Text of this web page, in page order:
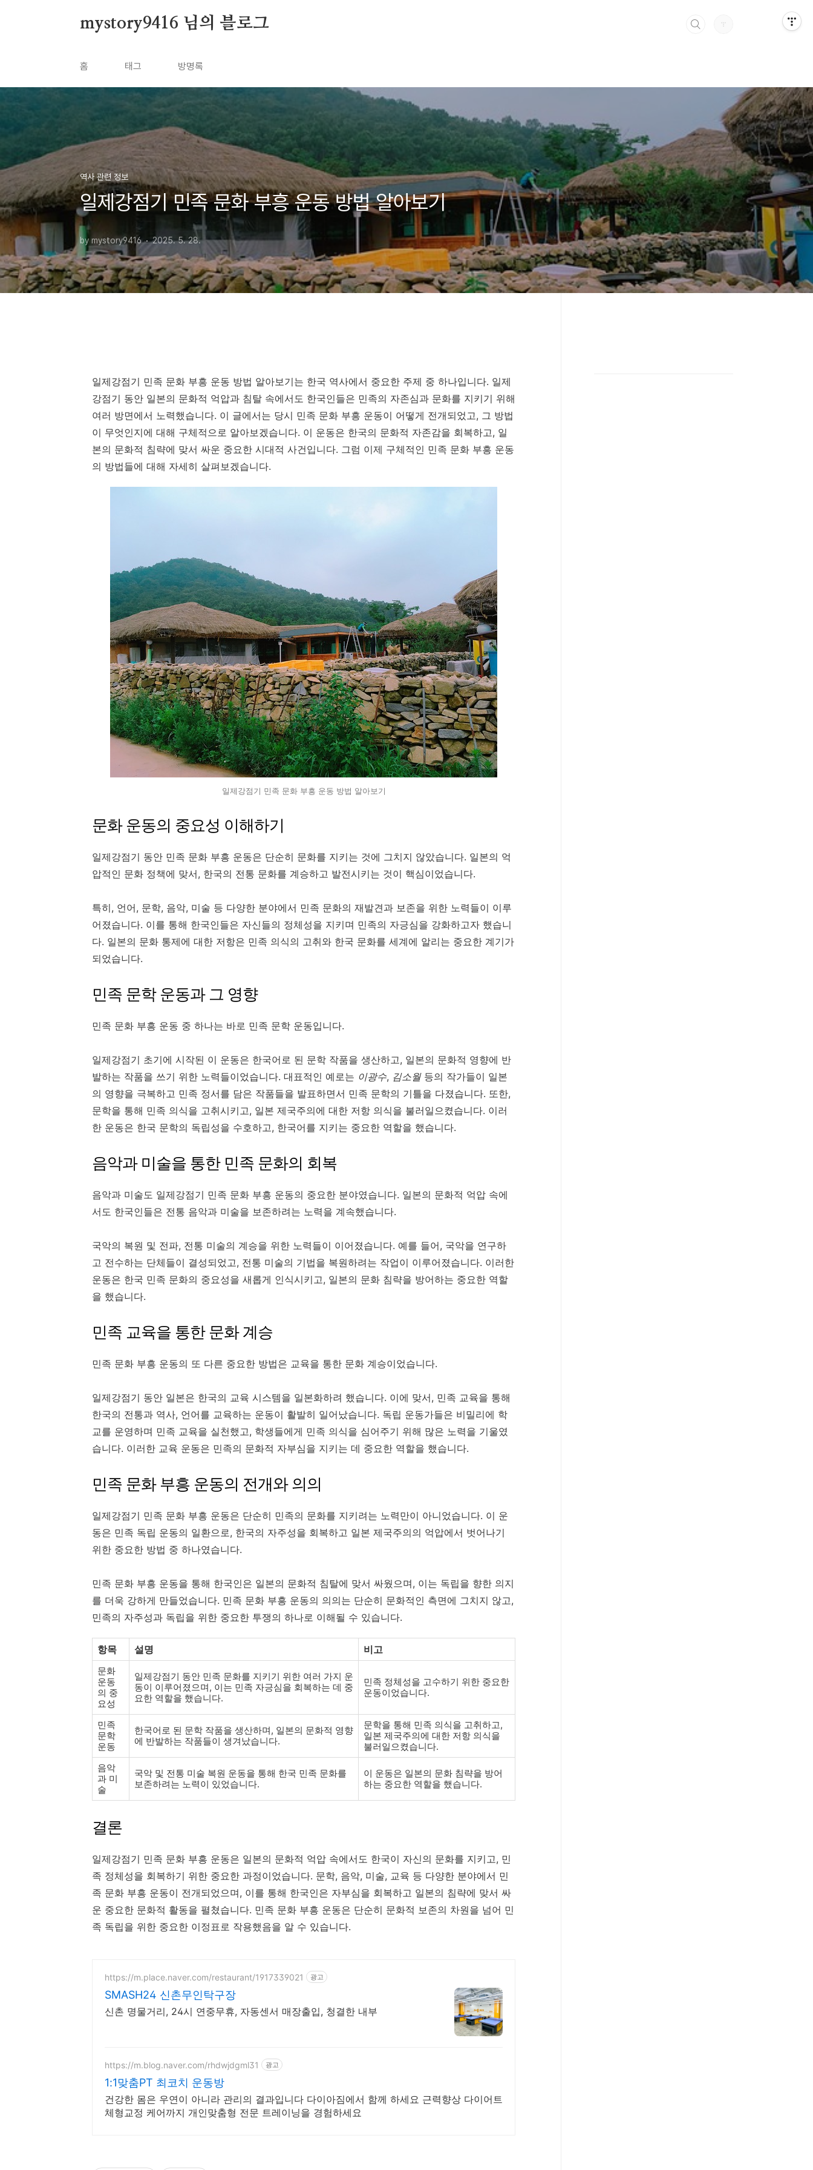
mystory9416 님의 블로그
홈 태그 방명록
역사 관련 정보
일제강점기 민족 문화 부흥 운동 방법 알아보기
by mystory9416 2025. 5. 28.
일제강점기 민족 문화 부흥 운동 방법 알아보기는 한국 역사에서 중요한 주제 중 하나입니다. 일제
강점기 동안 일본의 문화적 억압과 침탈 속에서도 한국인들은 민족의 자존심과 문화를 지키기 위해
여러 방면에서 노력했습니다. 이 글에서는 당시 민족 문화 부흥 운동이 어떻게 전개되었고, 그 방법
이 무엇인지에 대해 구체적으로 알아보겠습니다. 이 운동은 한국의 문화적 자존감을 회복하고, 일
본의 문화적 침략에 맞서 싸운 중요한 시대적 사건입니다. 그럼 이제 구체적인 민족 문화 부흥 운동
의 방법들에 대해 자세히 살펴보겠습니다.
일제강점기 민족 문화 부흥 운동 방법 알아보기
문화 운동의 중요성 이해하기
일제강점기 동안 민족 문화 부흥 운동은 단순히 문화를 지키는 것에 그치지 않았습니다. 일본의 억
압적인 문화 정책에 맞서, 한국의 전통 문화를 계승하고 발전시키는 것이 핵심이었습니다.
특히, 언어, 문학, 음악, 미술 등 다양한 분야에서 민족 문화의 재발견과 보존을 위한 노력들이 이루
어졌습니다. 이를 통해 한국인들은 자신들의 정체성을 지키며 민족의 자긍심을 강화하고자 했습니
다. 일본의 문화 통제에 대한 저항은 민족 의식의 고취와 한국 문화를 세계에 알리는 중요한 계기가
되었습니다.
민족 문학 운동과 그 영향
민족 문화 부흥 운동 중 하나는 바로 민족 문학 운동입니다.
일제강점기 초기에 시작된 이 운동은 한국어로 된 문학 작품을 생산하고, 일본의 문화적 영향에 반
발하는 작품을 쓰기 위한 노력들이었습니다. 대표적인 예로는 이광수, 김소월등의 작가들이 일본
의 영향을 극복하고 민족 정서를 담은 작품들을 발표하면서 민족 문학의 기틀을 다졌습니다. 또한,
문학을 통해 민족 의식을 고취시키고, 일본 제국주의에 대한 저항 의식을 불러일으켰습니다. 이러
한 운동은 한국 문학의 독립성을 수호하고, 한국어를 지키는 중요한 역할을 했습니다.
음악과 미술을 통한 민족 문화의 회복
음악과 미술도 일제강점기 민족 문화 부흥 운동의 중요한 분야였습니다. 일본의 문화적 억압 속에
서도 한국인들은 전통 음악과 미술을 보존하려는 노력을 계속했습니다.
국악의 복원 및 전파, 전통 미술의 계승을 위한 노력들이 이어졌습니다. 예를 들어, 국악을 연구하
고 전수하는 단체들이 결성되었고, 전통 미술의 기법을 복원하려는 작업이 이루어졌습니다. 이러한
운동은 한국 민족 문화의 중요성을 새롭게 인식시키고, 일본의 문화 침략을 방어하는 중요한 역할
을 했습니다.
민족 교육을 통한 문화 계승
민족 문화 부흥 운동의 또 다른 중요한 방법은 교육을 통한 문화 계승이었습니다.
일제강점기 동안 일본은 한국의 교육 시스템을 일본화하려 했습니다. 이에 맞서, 민족 교육을 통해
한국의 전통과 역사, 언어를 교육하는 운동이 활발히 일어났습니다. 독립 운동가들은 비밀리에 학
교를 운영하며 민족 교육을 실천했고, 학생들에게 민족 의식을 심어주기 위해 많은 노력을 기울였
습니다. 이러한 교육 운동은 민족의 문화적 자부심을 지키는 데 중요한 역할을 했습니다.
민족 문화 부흥 운동의 전개와 의의
일제강점기 민족 문화 부흥 운동은 단순히 민족의 문화를 지키려는 노력만이 아니었습니다. 이 운
동은 민족 독립 운동의 일환으로, 한국의 자주성을 회복하고 일본 제국주의의 억압에서 벗어나기
위한 중요한 방법 중 하나였습니다.
민족 문화 부흥 운동을 통해 한국인은 일본의 문화적 침탈에 맞서 싸웠으며, 이는 독립을 향한 의지
를 더욱 강하게 만들었습니다. 민족 문화 부흥 운동의 의의는 단순히 문화적인 측면에 그치지 않고,
민족의 자주성과 독립을 위한 중요한 투쟁의 하나로 이해될 수 있습니다.
항목 설명 비고
문화
운동
의 중
요성
일제강점기 동안 민족 문화를 지키기 위한 여러 가지 운
동이 이루어졌으며, 이는 민족 자긍심을 회복하는 데 중
요한 역할을 했습니다.
민족 정체성을 고수하기 위한 중요한
운동이었습니다.
민족
문학
운동
한국어로 된 문학 작품을 생산하며, 일본의 문화적 영향
에 반발하는 작품들이 생겨났습니다.
문학을 통해 민족 의식을 고취하고,
일본 제국주의에 대한 저항 의식을
불러일으켰습니다.
음악
과 미
술
국악 및 전통 미술 복원 운동을 통해 한국 민족 문화를
보존하려는 노력이 있었습니다.
이 운동은 일본의 문화 침략을 방어
하는 중요한 역할을 했습니다.
결론
일제강점기 민족 문화 부흥 운동은 일본의 문화적 억압 속에서도 한국이 자신의 문화를 지키고, 민
족 정체성을 회복하기 위한 중요한 과정이었습니다. 문학, 음악, 미술, 교육 등 다양한 분야에서 민
족 문화 부흥 운동이 전개되었으며, 이를 통해 한국인은 자부심을 회복하고 일본의 침략에 맞서 싸
운 중요한 문화적 활동을 펼쳤습니다. 민족 문화 부흥 운동은 단순히 문화적 보존의 차원을 넘어 민
족 독립을 위한 중요한 이정표로 작용했음을 알 수 있습니다.
https://m.place.naver.com/restaurant/1917339021 광고
SMASH24 신촌무인탁구장
신촌 명물거리, 24시 연중무휴, 자동센서 매장출입, 청결한 내부
https://m.blog.naver.com/rhdwjdgml31 광고
1:1맞춤PT 최코치 운동방
건강한 몸은 우연이 아니라 관리의 결과입니다 다이아짐에서 함께 하세요 근력향상 다이어트
체형교정 케어까지 개인맞춤형 전문 트레이닝을 경험하세요